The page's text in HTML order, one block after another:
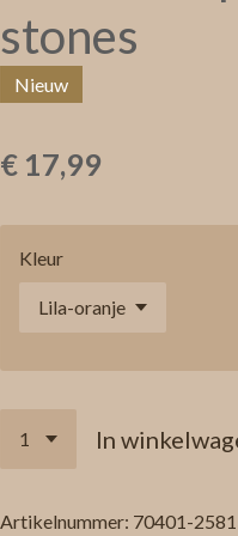
stones
Nieuw
€ 17,99
Kleur
In
Artikelnummer: 70401-